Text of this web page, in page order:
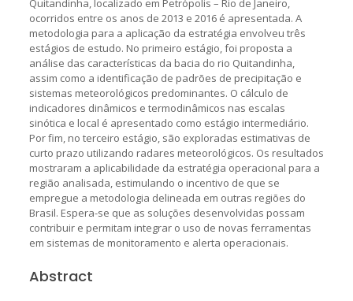
Quitandinha, localizado em Petrópolis – Rio de Janeiro,
ocorridos entre os anos de 2013 e 2016 é apresentada. A
metodologia para a aplicação da estratégia envolveu três
estágios de estudo. No primeiro estágio, foi proposta a
análise das características da bacia do rio Quitandinha,
assim como a identificação de padrões de precipitação e
sistemas meteorológicos predominantes. O cálculo de
indicadores dinâmicos e termodinâmicos nas escalas
sinótica e local é apresentado como estágio intermediário.
Por fim, no terceiro estágio, são exploradas estimativas de
curto prazo utilizando radares meteorológicos. Os resultados
mostraram a aplicabilidade da estratégia operacional para a
região analisada, estimulando o incentivo de que se
empregue a metodologia delineada em outras regiões do
Brasil. Espera-se que as soluções desenvolvidas possam
contribuir e permitam integrar o uso de novas ferramentas
em sistemas de monitoramento e alerta operacionais.
Abstract